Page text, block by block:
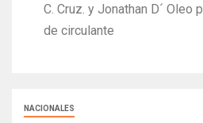
C. Cruz. y Jonathan D´ Oleo
de circulante
NACIONALES